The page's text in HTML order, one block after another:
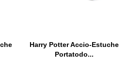
Harry Potter Accio-Estuche
Portatodo...